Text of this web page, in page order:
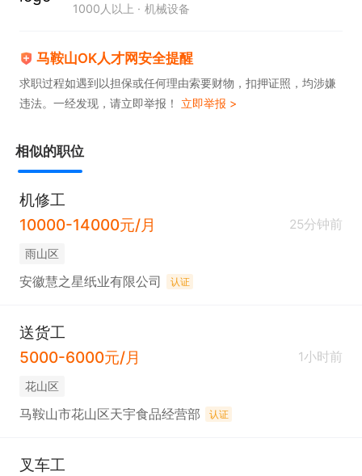
1000人以上 机械设备
马鞍山OK人才网安全提醒
求职过程如遇到以担保或任何理由索要财物，扣押证照，均涉嫌
违法。一经发现，请立即举报！ 立即举报 >
相似的职位
机修工
10000-14000元/月
25分钟前
雨山区
安徽慧之星纸业有限公司 认证
送货工
5000-6000元/月
1小时前
花山区
马鞍山市花山区天宇食品经营部 认证
叉车工